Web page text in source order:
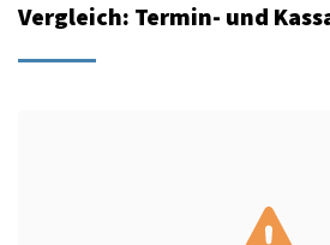
Vergleich: Termin- und